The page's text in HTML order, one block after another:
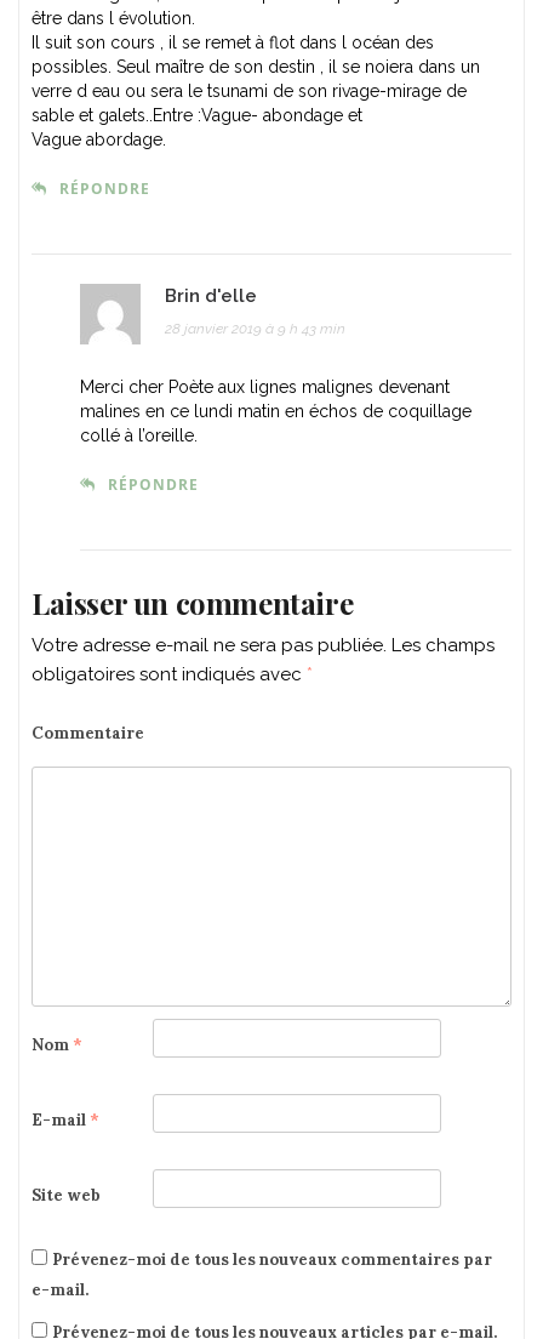
être dans l évolution.
Il suit son cours , il se remet à flot dans l océan des
possibles. Seul maître de son destin , il se noiera dans un
verre d eau ou sera le tsunami de son rivage-mirage de
sable et galets..Entre :Vague- abondage et
Vague abordage.
RÉPONDRE
Brin d'elle
28 janvier 2019 à 9 h 43 min
Merci cher Poète aux lignes malignes devenant
malines en ce lundi matin en échos de coquillage
collé à l’oreille.
RÉPONDRE
Laisser un commentaire
Votre adresse e-mail ne sera pas publiée. Les champs
obligatoires sont indiqués avec *
Commentaire
Nom *
E-mail *
Site web
Prévenez-moi de tous les nouveaux commentaires par
e-mail.
Prévenez-moi de tous les nouveaux articles par e-mail.